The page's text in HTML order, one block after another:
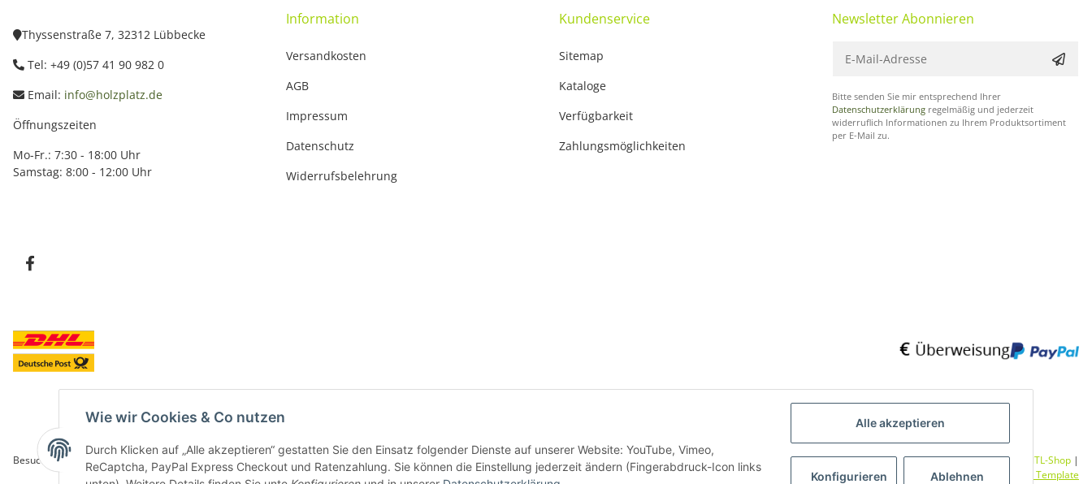
Thyssenstraße 7, 32312 Lübbecke
Tel: +49 (0)57 41 90 982 0
Email: info@holzplatz.de
Öffnungszeiten
Mo-Fr.: 7:30 - 18:00 Uhr
Samstag: 8:00 - 12:00 Uhr
Information
Versandkosten
AGB
Impressum
Datenschutz
Widerrufsbelehrung
Kundenservice
Sitemap
Kataloge
Verfügbarkeit
Zahlungsmöglichkeiten
Newsletter Abonnieren
Bitte senden Sie mir entsprechend Ihrer
Datenschutzerklärung regelmäßig und jederzeit
widerruflich Informationen zu Ihrem Produktsortiment
per E-Mail zu.
Besucherzähler: 5849256 Alle Preise inkl. MwSt. UmsetzungVlarom E-Commerce Agentur| Powered by JTL-Shop |
CLEARIX JTL-Shop Template
Wie wir Cookies & Co nutzen
Durch Klicken auf „Alle akzeptieren“ gestatten Sie den Einsatz folgender Dienste auf unserer Website: YouTube, Vimeo,
ReCaptcha, PayPal Express Checkout und Ratenzahlung. Sie können die Einstellung jederzeit ändern (Fingerabdruck-Icon links
Alle akzeptieren
Konfigurieren Ablehnen